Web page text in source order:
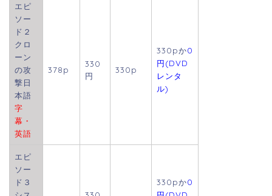
エピ
ソー
ド２
クロ
ーン
の攻
撃日
本語
字
幕・
英語
378p
330
円
330p
330pか0
円(DVD
レンタ
ル)
エピ
ソー
ド３
330pか0